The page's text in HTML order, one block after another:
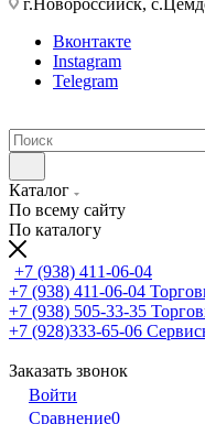
г.Новороссийск,
Вконтакте
Instagram
Telegram
Каталог
По всему сайту
По каталогу
+7 (938) 411-06-04
+7 (938) 411-06-04
+7 (938) 505-33-35
+7 (928)333-65-06
Заказать звонок
Войти
Сравнение0